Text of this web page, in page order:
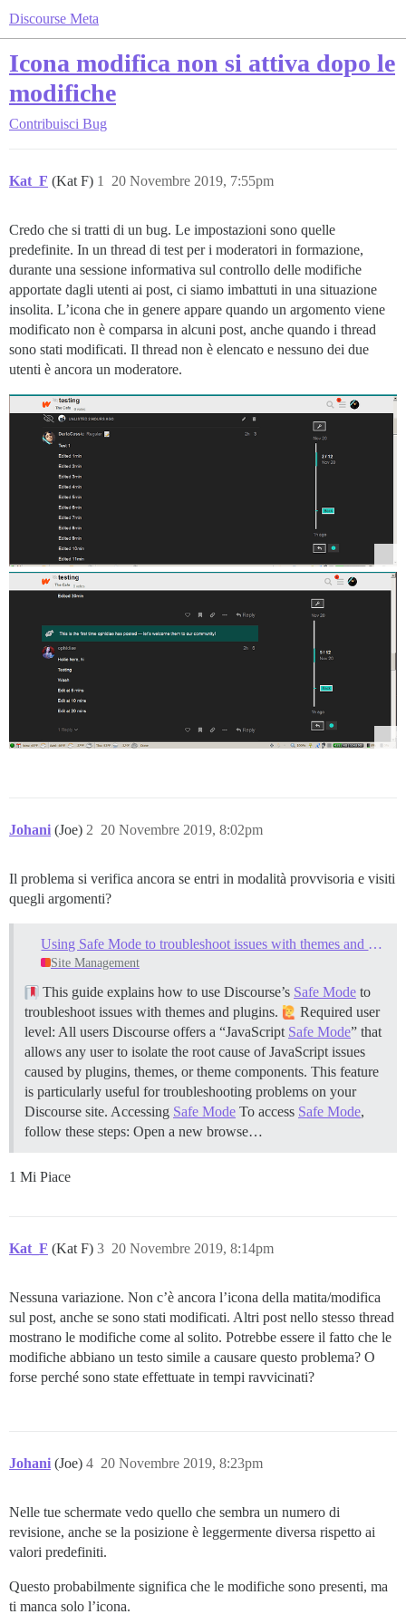
Discourse Meta
Icona modifica non si attiva dopo le
modifiche
Contribuisci Bug
Kat_F (Kat F) 20 Novembre 2019, 7:55pm
1
Credo che si tratti di un bug. Le impostazioni sono quelle
predefinite. In un thread di test per i moderatori in formazione,
durante una sessione informativa sul controllo delle modifiche
apportate dagli utenti ai post, ci siamo imbattuti in una situazione
insolita. L’icona che in genere appare quando un argomento viene
modificato non è comparsa in alcuni post, anche quando i thread
sono stati modificati. Il thread non è elencato e nessuno dei due
utenti è ancora un moderatore.
Johani (Joe) 20 Novembre 2019, 8:02pm
2
Il problema si verifica ancora se entri in modalità provvisoria e visiti
quegli argomenti?
Using Safe Mode to troubleshoot issues with themes and plugins
Site Management
This guide explains how to use Discourse’s Safe Mode to
troubleshoot issues with themes and plugins.
Required user
level: All users Discourse offers a “JavaScript Safe Mode” that
allows any user to isolate the root cause of JavaScript issues
caused by plugins, themes, or theme components. This feature
is particularly useful for troubleshooting problems on your
Discourse site. Accessing Safe Mode To access Safe Mode,
follow these steps: Open a new browse…
1 Mi Piace
Kat_F (Kat F) 20 Novembre 2019, 8:14pm
3
Nessuna variazione. Non c’è ancora l’icona della matita/modifica
sul post, anche se sono stati modificati. Altri post nello stesso thread
mostrano le modifiche come al solito. Potrebbe essere il fatto che le
modifiche abbiano un testo simile a causare questo problema? O
forse perché sono state effettuate in tempi ravvicinati?
Johani (Joe) 20 Novembre 2019, 8:23pm
4
Nelle tue schermate vedo quello che sembra un numero di
revisione, anche se la posizione è leggermente diversa rispetto ai
valori predefiniti.
Questo probabilmente significa che le modifiche sono presenti, ma
ti manca solo l’icona.